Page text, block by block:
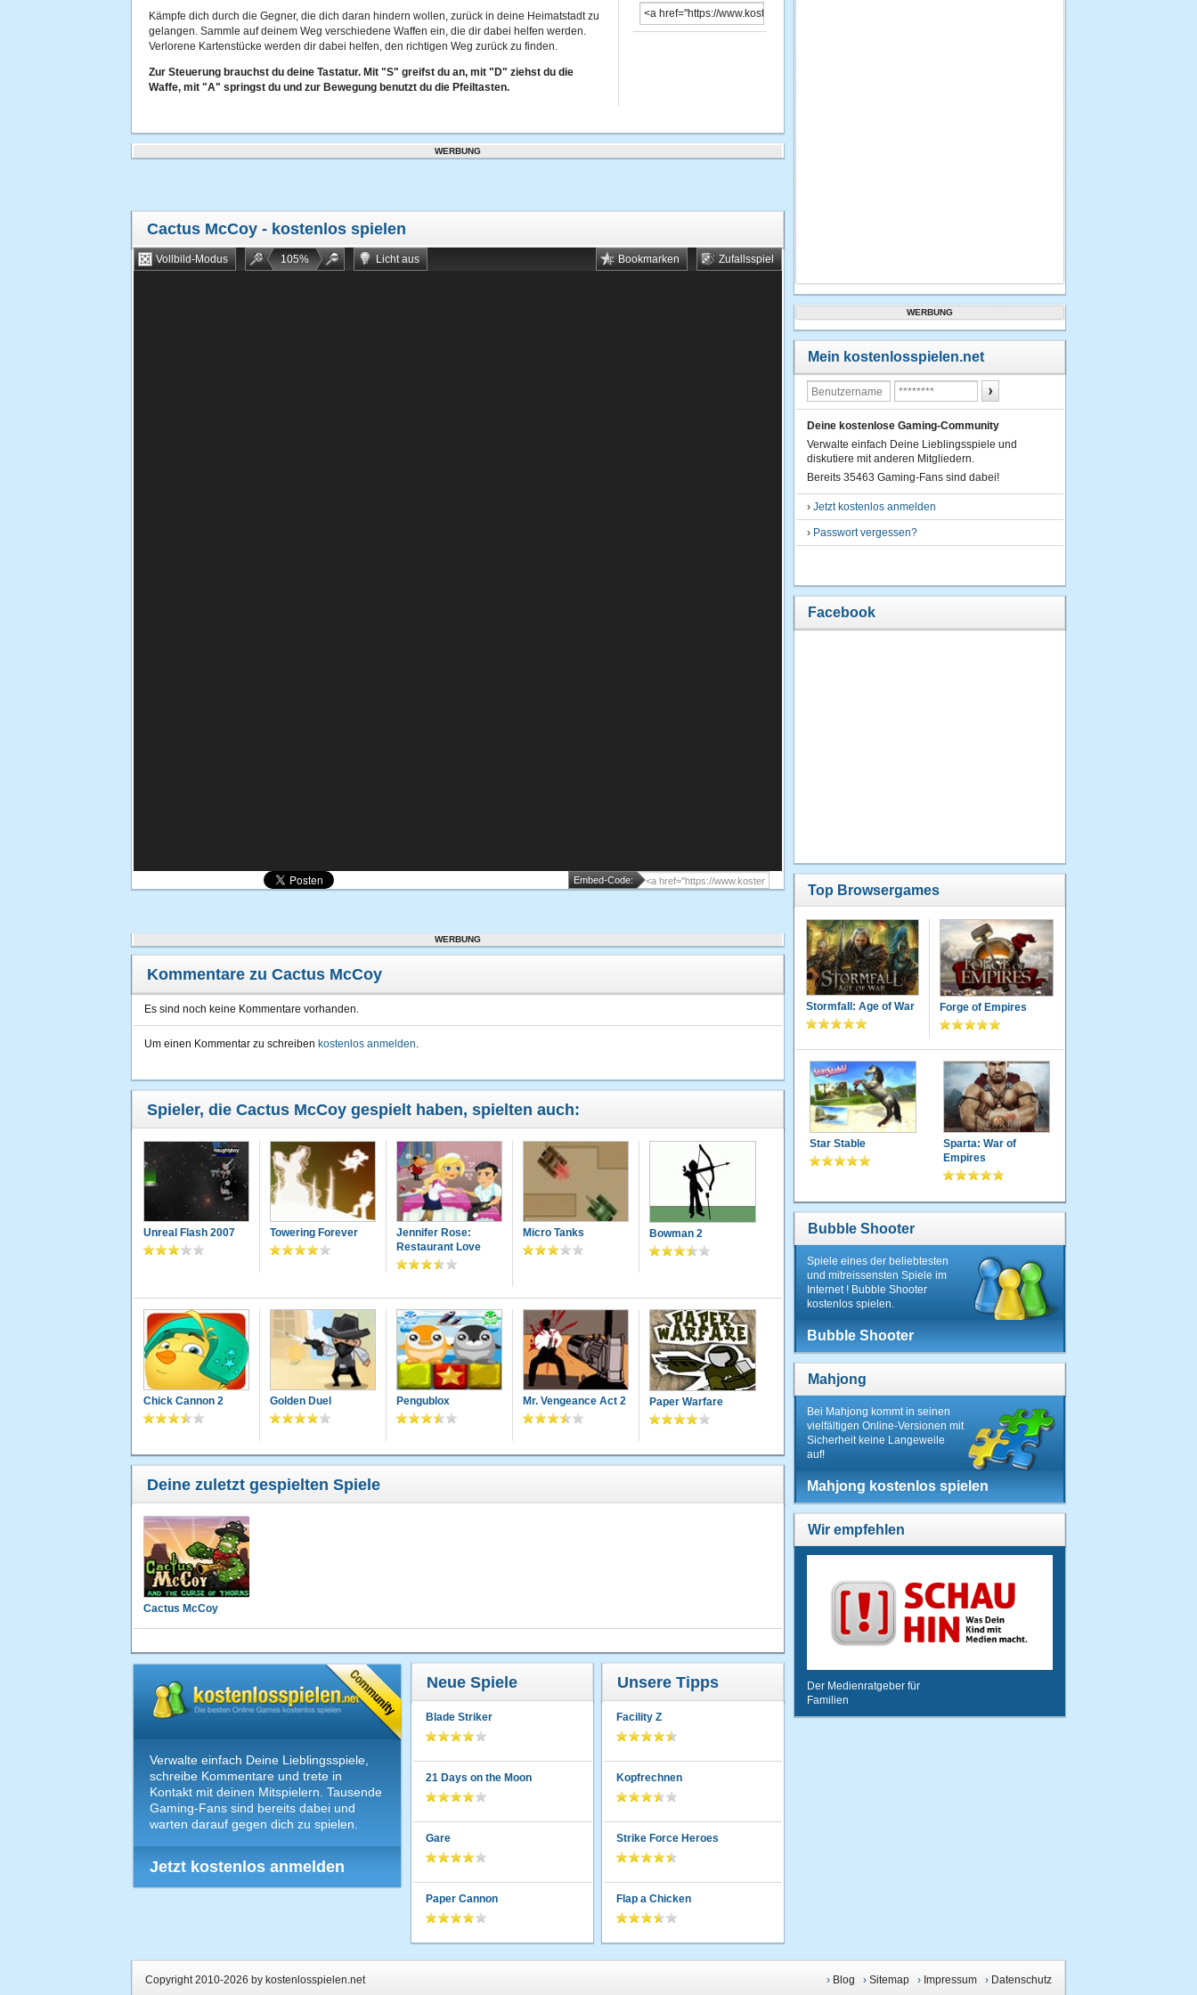
Kämpfe dich durch die Gegner, die dich daran hindern wollen, zurück in deine Heimatstadt zu
gelangen. Sammle auf deinem Weg verschiedene Waffen ein, die dir dabei helfen werden.
Verlorene Kartenstücke werden dir dabei helfen, den richtigen Weg zurück zu finden.
Zur Steuerung brauchst du deine Tastatur. Mit "S" greifst du an, mit "D" ziehst du die
Waffe, mit "A" springst du und zur Bewegung benutzt du die Pfeiltasten.
WERBUNG
Cactus McCoy - kostenlos spielen
Vollbild-Modus 105% Licht aus Zufallsspiel
Bookmarken
Embed-Code:
WERBUNG
Kommentare zu Cactus McCoy
Es sind noch keine Kommentare vorhanden.
Um einen Kommentar zu schreiben kostenlos anmelden.
Spieler, die Cactus McCoy gespielt haben, spielten auch:
Unreal Flash 2007 Towering Forever
Jennifer Rose:
Restaurant Love
Micro Tanks Bowman 2
Chick Cannon 2 Golden Duel Pengublox Mr. Vengeance Act 2 Paper Warfare
Deine zuletzt gespielten Spiele
Cactus McCoy
Verwalte einfach Deine Lieblingsspiele,
schreibe Kommentare und trete in
Kontakt mit deinen Mitspielern. Tausende
Gaming-Fans sind bereits dabei und
warten darauf gegen dich zu spielen.
Jetzt kostenlos anmelden
Neue Spiele
Blade Striker
21 Days on the Moon
Gare
Paper Cannon
Unsere Tipps
Facility Z
Kopfrechnen
Strike Force Heroes
Flap a Chicken
WERBUNG
Mein kostenlosspielen.net
Deine kostenlose Gaming-Community
Verwalte einfach Deine Lieblingsspiele und
diskutiere mit anderen Mitgliedern.
Bereits 35463 Gaming-Fans sind dabei!
› Jetzt kostenlos anmelden
› Passwort vergessen?
Facebook
Top Browsergames
Stormfall: Age of War Forge of Empires
Star Stable
Sparta: War of
Empires
Bubble Shooter
Spiele eines der beliebtesten
und mitreissensten Spiele im
Internet ! Bubble Shooter
kostenlos spielen.
Bubble Shooter
Mahjong
Bei Mahjong kommt in seinen
vielfältigen Online-Versionen mit
Sicherheit keine Langeweile
auf!
Mahjong kostenlos spielen
Wir empfehlen
Der Medienratgeber für
Familien
Copyright 2010-2026 by kostenlosspielen.net › Blog › Sitemap › Impressum › Datenschutz